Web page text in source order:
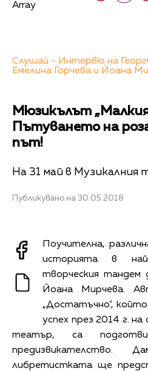
Array
Слушай - Интервю на
Емелина Горчева и Йоана
Мюзикълът
Пътуването на
път!
На 31 май в Музикалния
Публикувано на 30.05.2018
Поучителна,
историята в
творческия тандем
Йоана Мирчева.
„Достатъчно", който
успех през 2014 г.
театър, са
предизвикателство.
либретистката ще